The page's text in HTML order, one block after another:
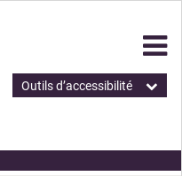
Outils d’accessibilité